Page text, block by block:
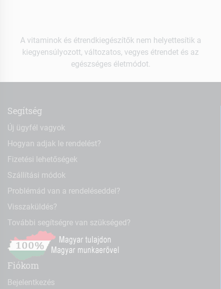
A vitaminok és étrendkiegészítők nem helyettesítik a
kiegyensúlyozott, változatos, vegyes étrendet és az
egészséges életmódot.
Segítség
Új ügyfél vagyok
Hogyan adjak le rendelést?
Fizetési lehetőségek
Szállítási módok
Problémád van a rendeléseddel?
Visszaküldés?
További segítségre van szükséged?
Fiókom
Bejelentkezés